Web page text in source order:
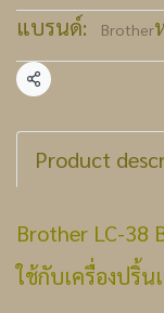
แบรนด์:
Brother
แชร์
Product
Brother LC-38
ใช้กับเครื่องปริ้น